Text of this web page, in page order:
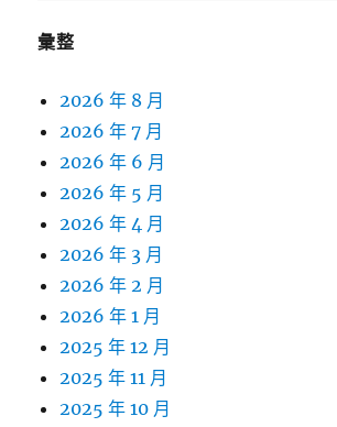
彙整
2026 年 8 月
2026 年 7 月
2026 年 6 月
2026 年 5 月
2026 年 4 月
2026 年 3 月
2026 年 2 月
2026 年 1 月
2025 年 12 月
2025 年 11 月
2025 年 10 月